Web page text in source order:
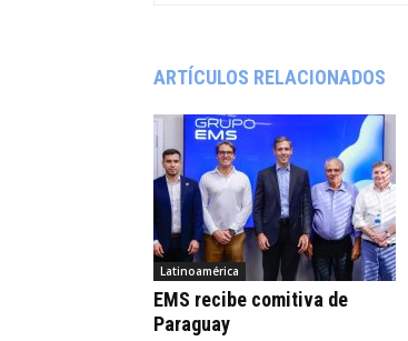
ARTÍCULOS RELACIONADOS
Latinoamérica
EMS recibe comitiva de
Paraguay